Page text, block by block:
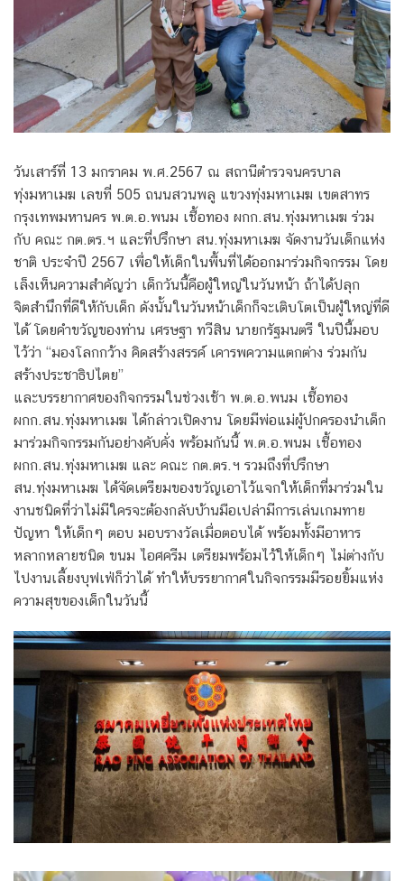
วันเสาร์ที่ 13 มกราคม พ.ศ.2567 ณ สถานีตำรวจนครบาล
ทุ่งมหาเมฆ เลขที่ 505 ถนนสวนพลู แขวงทุ่งมหาเมฆ เขตสาทร
กรุงเทพมหานคร พ.ต.อ.พนม เชื้อทอง ผกก.สน.ทุ่งมหาเมฆ ร่วม
กับ คณะ กต.ตร.ฯ และที่ปรึกษา สน.ทุ่งมหาเมฆ จัดงานวันเด็กแห่ง
ชาติ ประจำปี 2567 เพื่อให้เด็กในพื้นที่ได้ออกมาร่วมกิจกรรม โดย
เล็งเห็นความสำคัญว่า เด็กวันนี้คือผู้ใหญ่ในวันหน้า ถ้าได้ปลุก
จิตสำนึกที่ดีให้กับเด็ก ดังนั้นในวันหน้าเด็กก็จะเติบโตเป็นผู้ใหญ่ที่ดี
ได้ โดยคำขวัญของท่าน เศรษฐา ทวีสิน นายกรัฐมนตรี ในปีนี้มอบ
ไว้ว่า “มองโลกกว้าง คิดสร้างสรรค์ เคารพความแตกต่าง ร่วมกัน
สร้างประชาธิปไตย”
และบรรยากาศของกิจกรรมในช่วงเช้า พ.ต.อ.พนม เชื้อทอง
ผกก.สน.ทุ่งมหาเมฆ ได้กล่าวเปิดงาน โดยมีพ่อแม่ผู้ปกครองนำเด็ก
มาร่วมกิจกรรมกันอย่างคับคั่ง พร้อมกันนี้ พ.ต.อ.พนม เชื้อทอง
ผกก.สน.ทุ่งมหาเมฆ และ คณะ กต.ตร.ฯ รวมถึงที่ปรึกษา
สน.ทุ่งมหาเมฆ ได้จัดเตรียมของขวัญเอาไว้แจกให้เด็กที่มาร่วมใน
งานชนิดที่ว่าไม่มีใครจะต้องกลับบ้านมือเปล่ามีการเล่นเกมทาย
ปัญหา ให้เด็กๆ ตอบ มอบรางวัลเมื่อตอบได้ พร้อมทั้งมีอาหาร
หลากหลายชนิด ขนม ไอศครีม เตรียมพร้อมไว้ให้เด็กๆ ไม่ต่างกับ
ไปงานเลี้ยงบุฟเฟ่ก็ว่าได้ ทำให้บรรยากาศในกิจกรรมมีรอยยิ้มแห่ง
ความสุขของเด็กในวันนี้